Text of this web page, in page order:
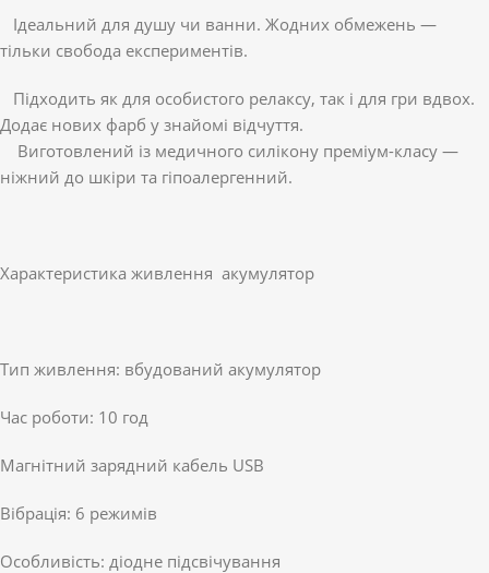
Ідеальний для душу чи ванни. Жодних обмежень —
тільки свобода експериментів.
Підходить як для особистого релаксу, так і для гри вдвох.
Додає нових фарб у знайомі відчуття.
Виготовлений із медичного силікону преміум-класу —
ніжний до шкіри та гіпоалергенний.
Характеристика живлення акумулятор
Тип живлення: вбудований акумулятор
Час роботи: 10 год
Магнітний зарядний кабель USB
Вібрація: 6 режимів
Особливість: діодне підсвічування